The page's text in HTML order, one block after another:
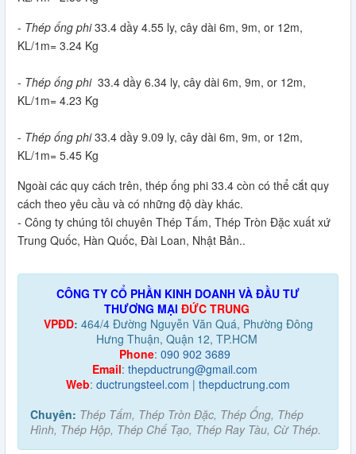
- Thép ống phi33.4 dầy 4.55 ly, cây dài 6m, 9m, or 12m,
KL/1m= 3.24 Kg
- Thép ống phi 33.4 dầy 6.34 ly, cây dài 6m, 9m, or 12m,
KL/1m= 4.23 Kg
- Thép ống phi33.4 dầy 9.09 ly, cây dài 6m, 9m, or 12m,
KL/1m= 5.45 Kg
Ngoài các quy cách trên, thép ống phi 33.4 còn có thể cắt quy
cách theo yêu cầu và có những độ dày khác.
- Công ty chúng tôi chuyên Thép Tấm, Thép Tròn Đặc xuất xứ
Trung Quốc, Hàn Quốc, Đài Loan, Nhật Bản..
CÔNG TY CỔ PHẦN KINH DOANH VÀ ĐẦU TƯ
THƯƠNG MẠI ĐỨC TRUNG
VPĐD: 464/4 Đường Nguyễn Văn Quá, Phường Đông
Hưng Thuận, Quận 12, TP.HCM
Phone: 090 902 3689
Email: thepductrung@gmail.com
Web: ductrungsteel.com | thepductrung.com
Chuyên: Thép Tấm, Thép Tròn Đặc, Thép Ống, Thép
Hình, Thép Hộp, Thép Chế Tạo, Thép Ray Tàu, Cừ Thép.